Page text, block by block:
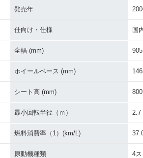
ンジ
様・特別・限定仕
2005年 W650 Chrome
Version アップハンドル
トパッケージ ロ
発売年
仕向け・仕様 国
全幅 (mm) 905
ホイールベース (mm)
シート高 (mm) 800
最小回転半径（ｍ） 2.7
燃料消費率（1）(km/L)
原動機種類 4